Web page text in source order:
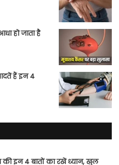
हो जाता है
हैं इन 4
इन 4 बातों का रखें ध्यान, खुल